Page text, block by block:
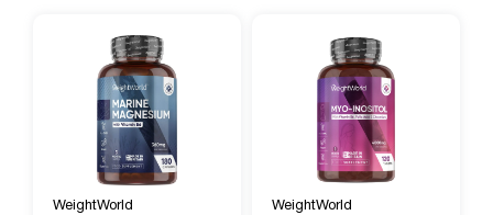
WeightWorld WeightWorld